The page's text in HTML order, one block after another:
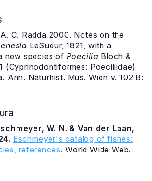
C. Radda 2000. Notes on the
LeSueur, 1821, with a
new species of Poecilia Bloch &
(Cyprinodontiformes: Poeciliidae)
Ann. Naturhist. Mus. Wien v. 102 B:
W. N. & Van der Laan,
Eschmeyer's catalog of fishes:
references. World Wide Web.